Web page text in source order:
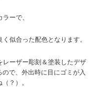
ーで、
似合った配色となります。
ーザー彫刻＆塗装したデザ
で、外出時に目にゴミが入
？）。